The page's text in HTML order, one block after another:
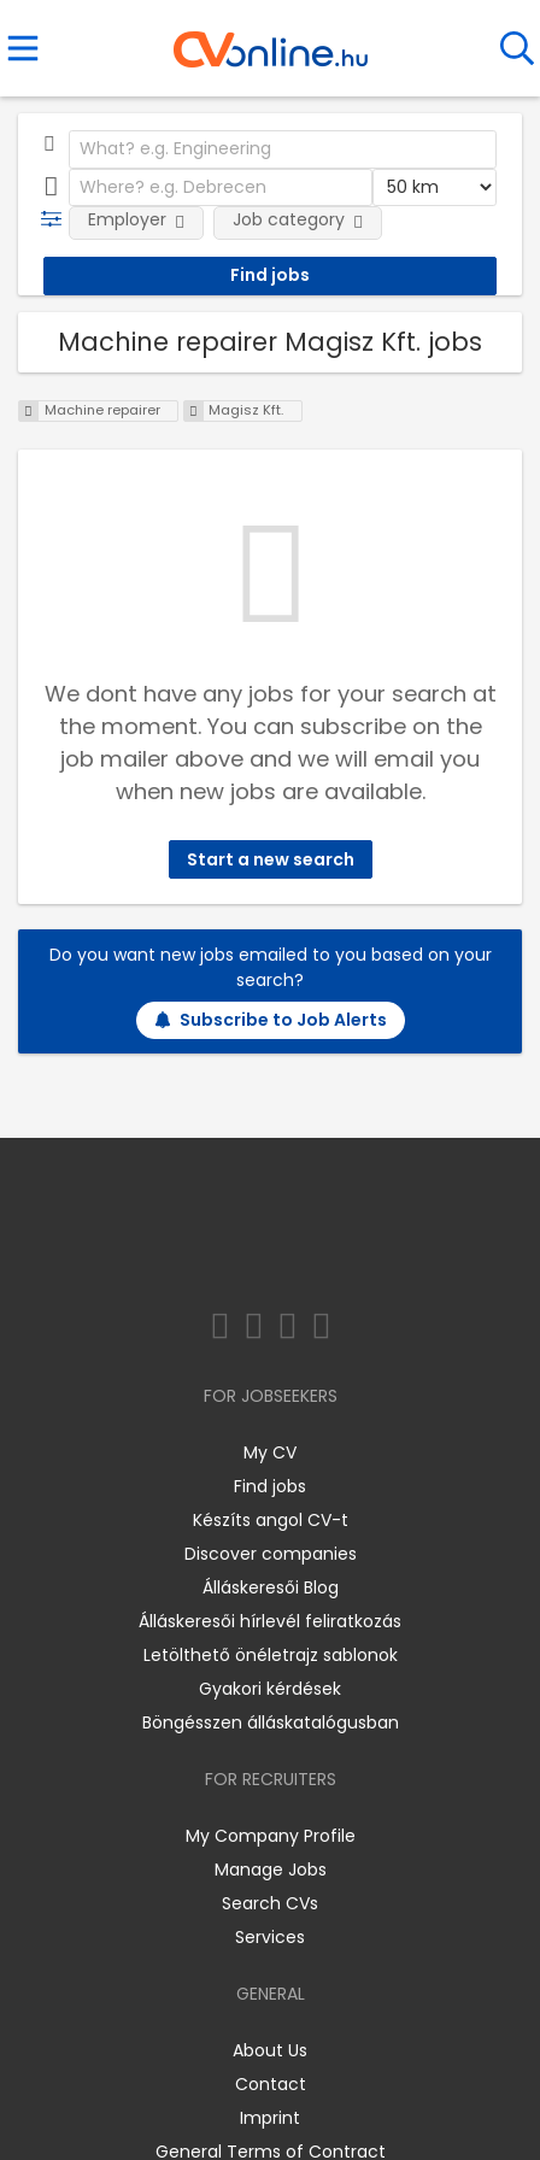
Employer Job category
Machine repairer Magisz Kft. jobs
Machine repairer Magisz Kft.
We dont have any jobs for your search at
the moment. You can subscribe on the
job mailer above and we will email you
when new jobs are available.
Start a new search
Do you want new jobs emailed to you based on your
search?
Subscribe to Job Alerts
FOR JOBSEEKERS
My CV
Find jobs
Készíts angol CV-t
Discover companies
Álláskeresői Blog
Álláskeresői hírlevél feliratkozás
Letölthető önéletrajz sablonok
Gyakori kérdések
Böngésszen álláskatalógusban
FOR RECRUITERS
My Company Profile
Manage Jobs
Search CVs
Services
GENERAL
About Us
Contact
Imprint
General Terms of Contract